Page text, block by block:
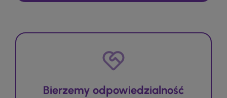
Bierzemy odpowiedzialność